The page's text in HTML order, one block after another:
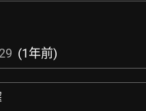
(1年前)